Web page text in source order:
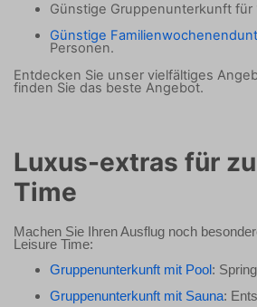
Günstige Gruppenunterkunft für
Günstige
Personen.
Entdecken Sie unser vielfältiges
finden Sie das beste Angebot.
Luxus-extras für
Time
Machen Sie Ihren Ausflug noch
Leisure Time:
Gruppenunterkunft mit Pool :
Gruppenunterkunft mit Sauna: